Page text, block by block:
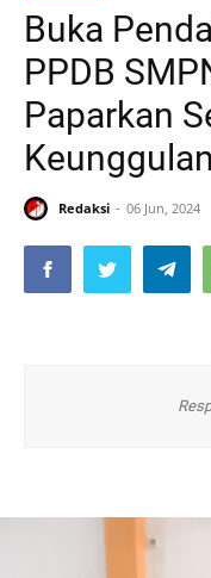
Buka
PPDB
Paparkan
Keunggulan
Redaksi 06 Jun, 2024